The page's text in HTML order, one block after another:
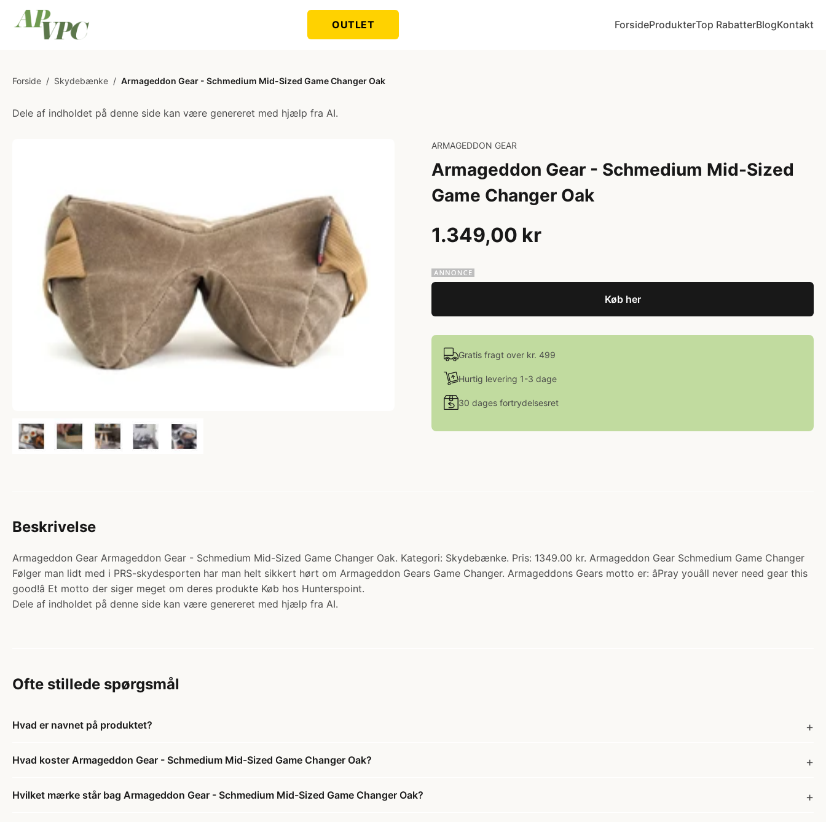
OUTLET ForsideProdukterTop RabatterBlogKontakt
Forside / Skydebænke / Armageddon Gear - Schmedium Mid-Sized Game Changer Oak
Dele af indholdet på denne side kan være genereret med hjælp fra AI.
ARMAGEDDON GEAR
Armageddon Gear - Schmedium Mid-Sized
Game Changer Oak
1.349,00 kr
Køb her
Gratis fragt over kr. 499
Hurtig levering 1-3 dage
30 dages fortrydelsesret
Beskrivelse
Armageddon Gear Armageddon Gear - Schmedium Mid-Sized Game Changer Oak. Kategori: Skydebænke. Pris: 1349.00 kr. Armageddon Gear Schmedium Game Changer
Følger man lidt med i PRS-skydesporten har man helt sikkert hørt om Armageddon Gears Game Changer. Armageddons Gears motto er: âPray youâll never need gear this
good!â Et motto der siger meget om deres produkte Køb hos Hunterspoint.
Dele af indholdet på denne side kan være genereret med hjælp fra AI.
Ofte stillede spørgsmål
Hvad er navnet på produktet?
Hvad koster Armageddon Gear - Schmedium Mid-Sized Game Changer Oak?
Hvilket mærke står bag Armageddon Gear - Schmedium Mid-Sized Game Changer Oak?